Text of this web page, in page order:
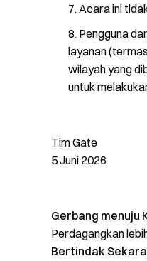
Acara ini
Pengguna
layanan
wilayah yang
untuk
Tim Gate
5 Juni 2026
Gerbang menuju
Perdagangkan
Bertindak